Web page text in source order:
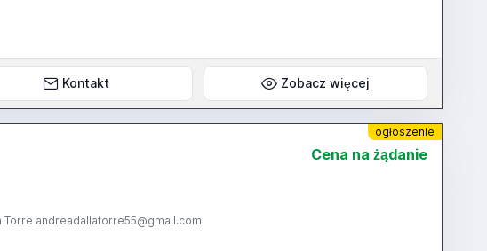
Kontakt Zobacz więcej
ogłoszenie
Cena na żądanie
andreadallatorre55@gmail.com